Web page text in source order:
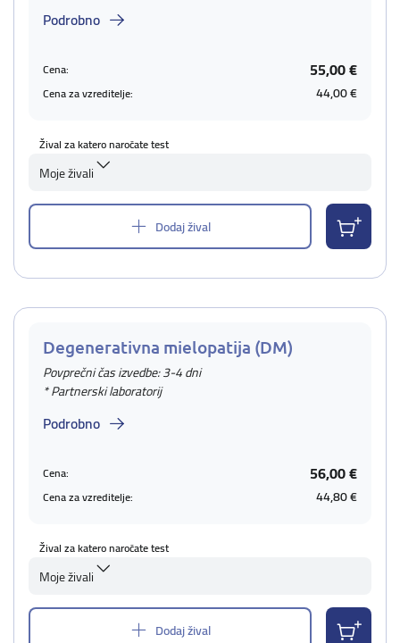
Podrobno
Cena: 55,00 €
Cena za vzreditelje: 44,00 €
Žival za katero naročate test
Moje živali
Dodaj žival
Degenerativna mielopatija (DM)
Povprečni čas izvedbe: 3-4 dni
* Partnerski laboratorij
Podrobno
Cena: 56,00 €
Cena za vzreditelje: 44,80 €
Žival za katero naročate test
Moje živali
Dodaj žival